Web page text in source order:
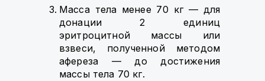
Масса тела менее 70 кг — для
донации 2 единиц
эритроцитной массы или
взвеси, полученной методом
афереза — до достижения
массы тела 70 кг.